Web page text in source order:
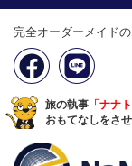
完全オーダーメイド
旅の執事 「ナナ
おもてなしをさ